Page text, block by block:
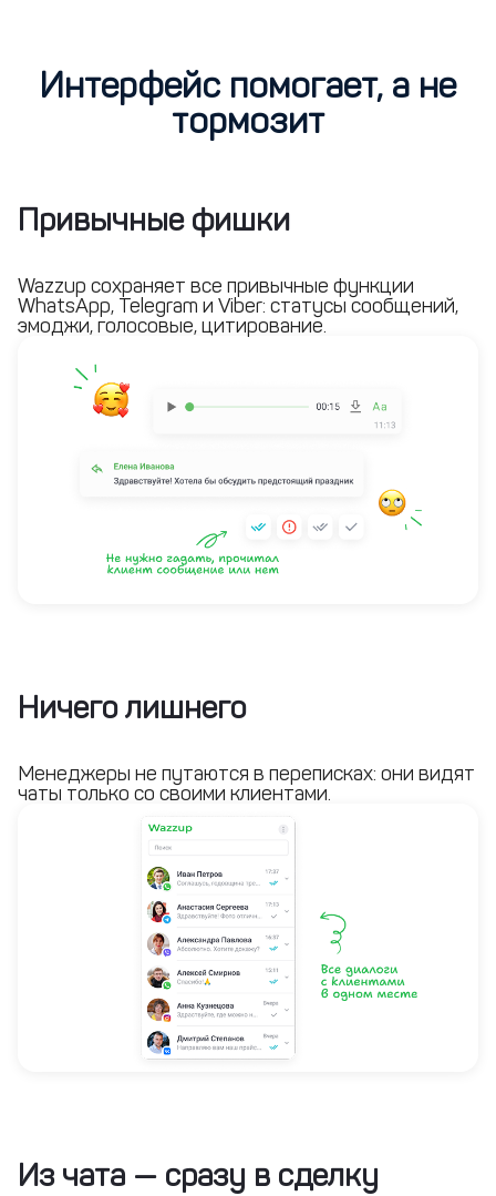
Интерфейс помогает, а не
тормозит
Привычные фишки
Wazzup сохраняет все привычные функции
WhatsApp, Telegram и Viber: статусы сообщений,
эмоджи, голосовые, цитирование.
Ничего лишнего
Менеджеры не путаются в переписках: они видят
чаты только со своими клиентами.
Из чата — сразу в сделку